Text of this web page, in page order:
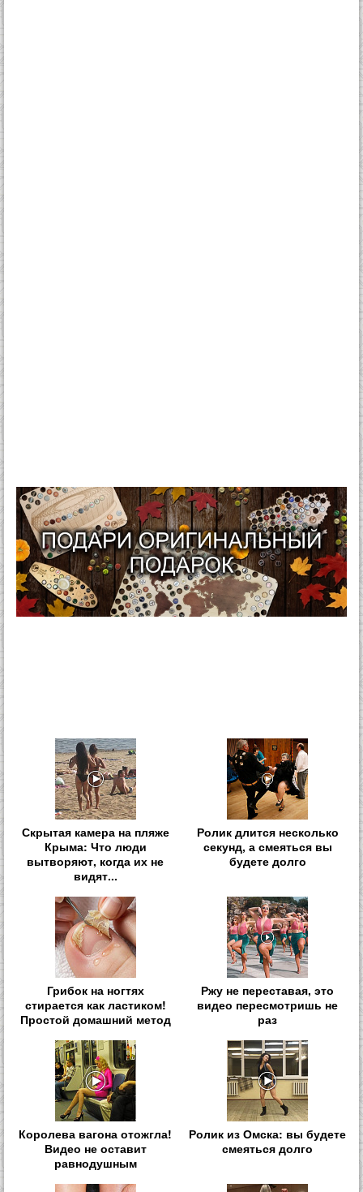
Скрытая камера на пляже
Крыма: Что люди
вытворяют, когда их не
видят...
Ролик длится несколько
секунд, а смеяться вы
будете долго
Грибок на ногтях
стирается как ластиком!
Простой домашний метод
Ржу не переставая, это
видео пересмотришь не
раз
Королева вагона отожгла!
Видео не оставит
равнодушным
Ролик из Омска: вы будете
смеяться долго